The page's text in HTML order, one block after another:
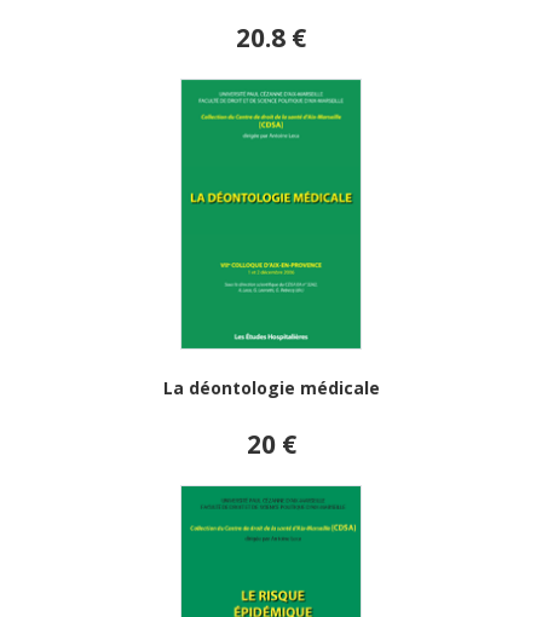
20.8 €
La déontologie médicale
20 €